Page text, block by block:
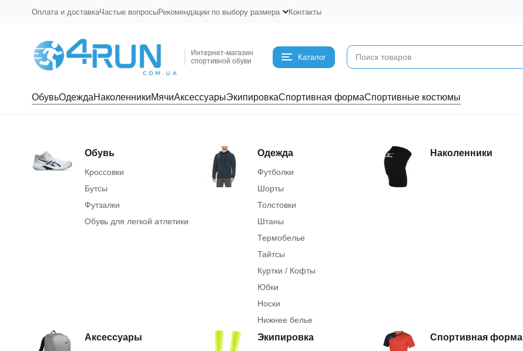
Оплата и доставкаЧастые вопросыРекомендации по выбору размера Контакты
Интернет-магазин
спортивной обуви
Каталог
ОбувьОдеждаНаколенникиМячиАксессуарыЭкипировкаСпортивная формаСпортивные костюмы
Обувь
Кроссовки
Бутсы
Футзалки
Обувь для легкой атлетики
Одежда
Футболки
Шорты
Толстовки
Штаны
Термобелье
Тайтсы
Куртки / Кофты
Юбки
Носки
Нижнее белье
Наколенники
Аксессуары Экипировка Спортивная форма